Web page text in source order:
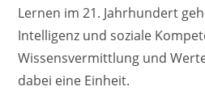
Lernen im 21. Jahrhundert
Intelligenz und soziale
Wissensvermittlung und
dabei eine Einheit.